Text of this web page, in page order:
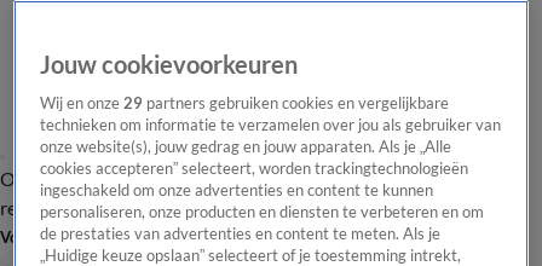
Overzicht Laatste nieuws Regionieuws Het beste van Hart
Tip de
redactie
Volg Hart van Nederland
Jouw cookievoorkeuren
Wij en onze29 partners gebruiken cookies en vergelijkbare
technieken om informatie te verzamelen over jou als gebruiker van
onze website(s), jouw gedrag en jouw apparaten. Als je „Alle
cookies accepteren” selecteert, worden trackingtechnologieën
ingeschakeld om onze advertenties en content te kunnen
personaliseren, onze producten en diensten te verbeteren en om
de prestaties van advertenties en content te meten. Als je
„Huidige keuze opslaan” selecteert of je toestemming intrekt,